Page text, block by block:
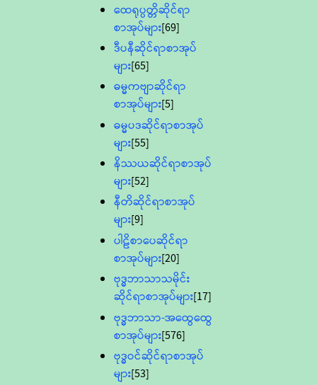
ထေရုပ္ပတ္တိဆိုင်ရာ
စာအုပ်များ[69]
ဒီပနီဆိုင်ရာစာအုပ်
များ[65]
ဓမ္မကဗျာဆိုင်ရာ
စာအုပ်များ[5]
ဓမ္မပဒဆိုင်ရာစာအုပ်
များ[55]
နိဿယဆိုင်ရာစာအုပ်
များ[52]
နီတိဆိုင်ရာစာအုပ်
များ[9]
ပါဠိစာပေဆိုင်ရာ
စာအုပ်များ[20]
ဗုဒ္ဓဘာသာသမိုင်း
ဆိုင်ရာစာအုပ်များ[17]
ဗုဒ္ဓဘာသာ-အထွေထွေ
စာအုပ်များ[576]
ဗုဒ္ဓဝင်ဆိုင်ရာစာအုပ်
များ[53]